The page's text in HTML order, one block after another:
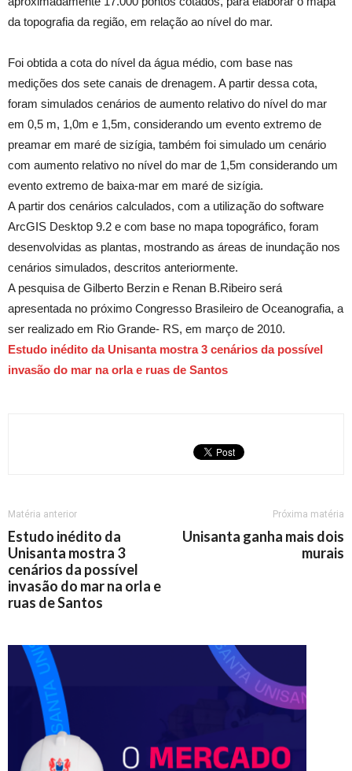
da topografia da região, em relação ao nível do mar.
Foi obtida a cota do nível da água médio, com base nas
medições dos sete canais de drenagem. A partir dessa cota,
foram simulados cenários de aumento relativo do nível do mar
em 0,5 m, 1,0m e 1,5m, considerando um evento extremo de
preamar em maré de sizígia, também foi simulado um cenário
com aumento relativo no nível do mar de 1,5m considerando um
evento extremo de baixa-mar em maré de sizígia.
A partir dos cenários calculados, com a utilização do software
ArcGIS Desktop 9.2 e com base no mapa topográfico, foram
desenvolvidas as plantas, mostrando as áreas de inundação nos
cenários simulados, descritos anteriormente.
A pesquisa de Gilberto Berzin e Renan B.Ribeiro será
apresentada no próximo Congresso Brasileiro de Oceanografia, a
ser realizado em Rio Grande- RS, em março de 2010.
Estudo inédito da Unisanta mostra 3 cenários da possível
invasão do mar na orla e ruas de Santos
Matéria anterior
Estudo inédito da
Unisanta mostra 3
cenários da possível
invasão do mar na orla e
ruas de Santos
Próxima matéria
Unisanta ganha mais dois
murais